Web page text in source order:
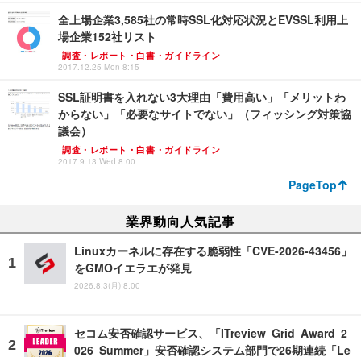
全上場企業3,585社の常時SSL化対応状況とEVSSL利用上
場企業152社リスト
調査・レポート・白書・ガイドライン
2017.12.25 Mon 8:15
SSL証明書を入れない3大理由「費用高い」「メリットわ
からない」「必要なサイトでない」（フィッシング対策協
議会）
調査・レポート・白書・ガイドライン
2017.9.13 Wed 8:00
PageTop
業界動向人気記事
Linuxカーネルに存在する脆弱性「CVE-2026-43456」
をGMOイエラエが発見
2026.8.3(月) 8:00
セコム安否確認サービス、「ITreview Grid Award 2
026 Summer」安否確認システム部門で26期連続「Le